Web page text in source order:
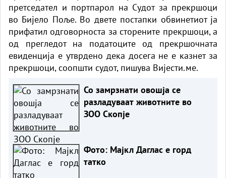
претседател и портпарол на Судот за прекршоци
во Бијело Поље. Во двете постапки обвинетиот ја
прифатил одговорноста за сторените прекршоци, а
од прегледот на податоците од прекршочната
евиденција е утврдено дека досега не е казнет за
прекршоци, соопшти судот, пишува Вијести.ме.
Со замрзнати овошја се
разладуваат животните во
ЗОО Скопје
Фото: Мајкл Даглас е горд
татко